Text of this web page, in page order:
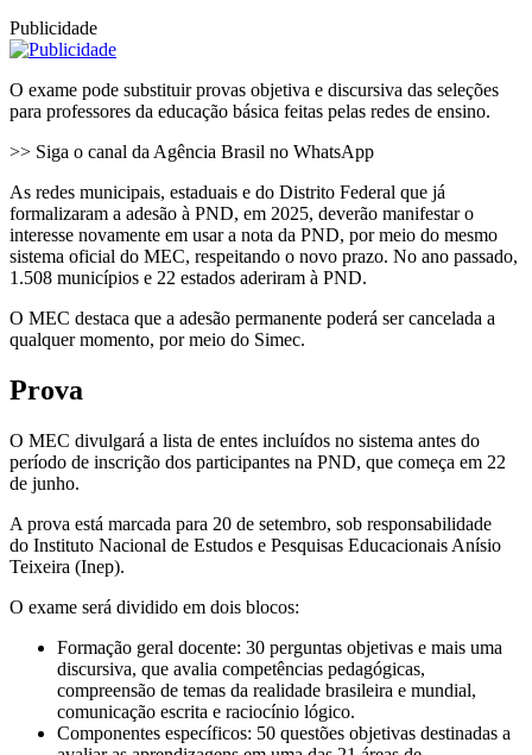
Publicidade
O exame pode substituir provas objetiva e discursiva das seleções
para professores da educação básica feitas pelas redes de ensino.
>> Siga o canal da Agência Brasil no WhatsApp
As redes municipais, estaduais e do Distrito Federal que já
formalizaram a adesão à PND, em 2025, deverão manifestar o
interesse novamente em usar a nota da PND, por meio do mesmo
sistema oficial do MEC, respeitando o novo prazo. No ano passado,
1.508 municípios e 22 estados aderiram à PND.
O MEC destaca que a adesão permanente poderá ser cancelada a
qualquer momento, por meio do Simec.
Prova
O MEC divulgará a lista de entes incluídos no sistema antes do
período de inscrição dos participantes na PND, que começa em 22
de junho.
A prova está marcada para 20 de setembro, sob responsabilidade
do Instituto Nacional de Estudos e Pesquisas Educacionais Anísio
Teixeira (Inep).
O exame será dividido em dois blocos:
Formação geral docente: 30 perguntas objetivas e mais uma
discursiva, que avalia competências pedagógicas,
compreensão de temas da realidade brasileira e mundial,
comunicação escrita e raciocínio lógico.
Componentes específicos: 50 questões objetivas destinadas a